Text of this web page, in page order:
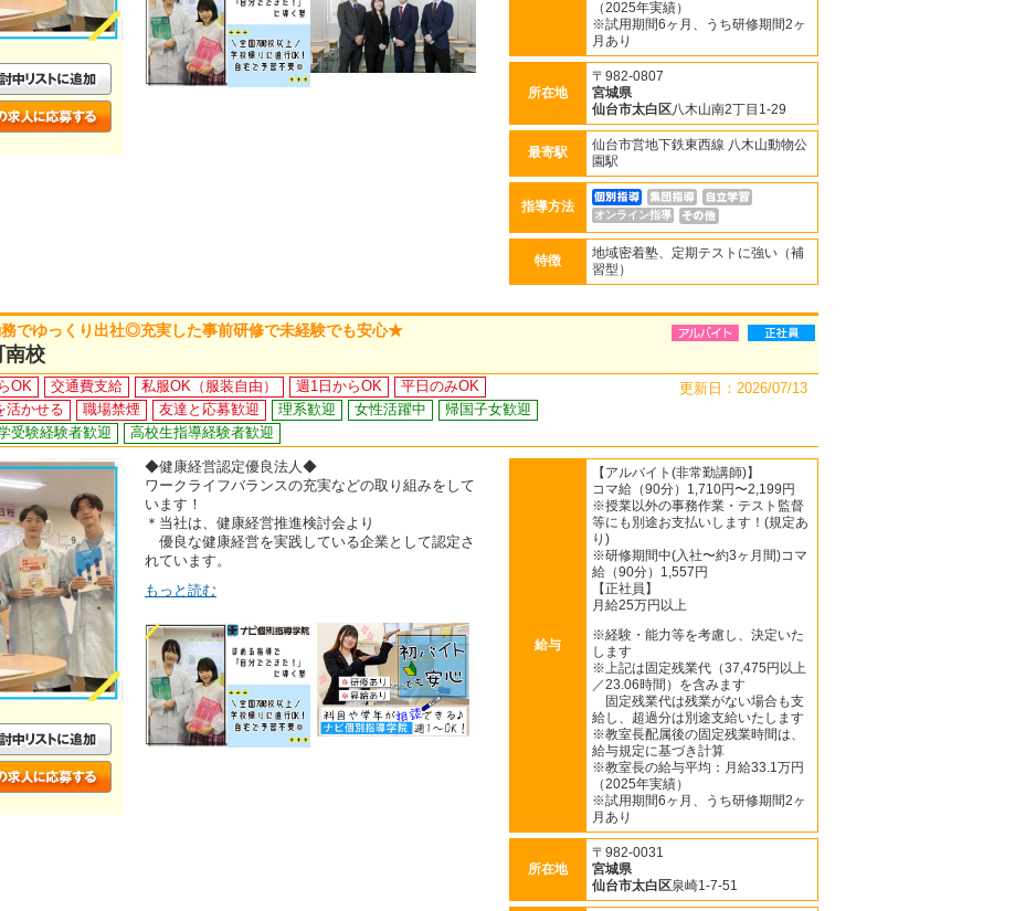
（2025年実績）
※試用期間6ヶ月、うち研修期間2ヶ
月あり
所在地
〒982-0807
宮城県
仙台市太白区八木山南2丁目1-29
最寄駅
仙台市営地下鉄東西線 八木山動物公
園駅
指導方法
オンライン指導
特徴
地域密着塾、定期テストに強い（補
習型）
務でゆっくり出社◎充実した事前研修で未経験でも安心★
校
OK 交通費支給 私服OK（服装自由） 週1日からOK
平日のみOK
活かせる 職場禁煙 友達と応募歓迎 理系歓迎 女性活躍中
帰国子女歓迎
受験経験者歓迎 高校生指導経験者歓迎
更新日：2026/07/13
◆健康経営認定優良法人◆
ワークライフバランスの充実などの取り組みをして
います！
＊当社は、健康経営推進検討会より
優良な健康経営を実践している企業として認定さ
れています。
もっと読む
給与
【アルバイト(非常勤講師)】
コマ給（90分）1,710円〜2,199円
※授業以外の事務作業・テスト監督
等にも別途お支払いします！(規定あ
り)
※研修期間中(入社〜約3ヶ月間)コマ
給（90分）1,557円
【正社員】
月給25万円以上
※経験・能力等を考慮し、決定いた
します
※上記は固定残業代（37,475円以上
／23.06時間）を含みます
固定残業代は残業がない場合も支
給し、超過分は別途支給いたします
※教室長配属後の固定残業時間は、
給与規定に基づき計算
※教室長の給与平均：月給33.1万円
（2025年実績）
※試用期間6ヶ月、うち研修期間2ヶ
月あり
所在地
〒982-0031
宮城県
仙台市太白区泉崎1-7-51